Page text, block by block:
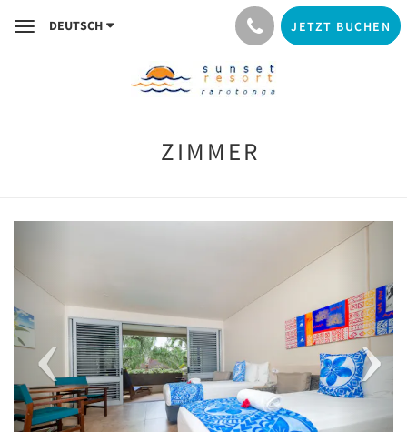
ToggleDEUTSCH JETZT BUCHEN
ZIMMER
Next